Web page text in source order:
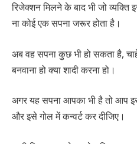
रिजेक्शन मिलने के बाद भी जो
ना कोई एक सपना जरूर होता है।
अब वह सपना कुछ भी हो सकता है,
बनवाना हो क्या शादी करना हो।
अगर यह सपना आपका भी है तो आप
और इसे गोल में कन्वर्ट कर दीजिए।